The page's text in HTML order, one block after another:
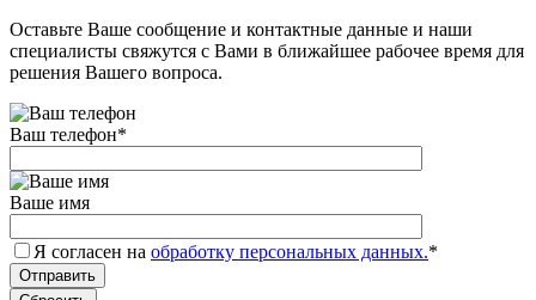
Оставьте Ваше сообщение и контактные данные и наши
специалисты свяжутся с Вами в ближайшее рабочее время для
решения Вашего вопроса.
Ваш телефон*
Ваше имя
Я согласен на обработку персональных данных.*